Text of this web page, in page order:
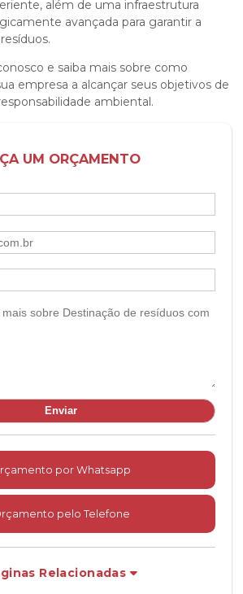
além de uma infraestrutura
avançada para garantir a
e saiba mais sobre como
empresa a alcançar seus objetivos de
ambiental.
UM ORÇAMENTO
por Whatsapp
pelo Telefone
Relacionadas